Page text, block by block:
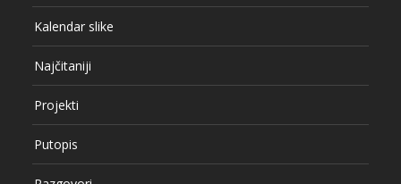
Kalendar slike
Najčitaniji
Projekti
Putopis